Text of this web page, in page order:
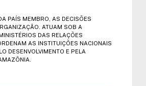
MINISTROS: ATA | DECL.
MINISTROS: ATA |
PAÍS MEMBRO, AS DECISÕES
ATUAM SOB A
DAS RELAÇÕES
AS INSTITUIÇÕES NACIONAIS
DESENVOLVIMENTO E PELA